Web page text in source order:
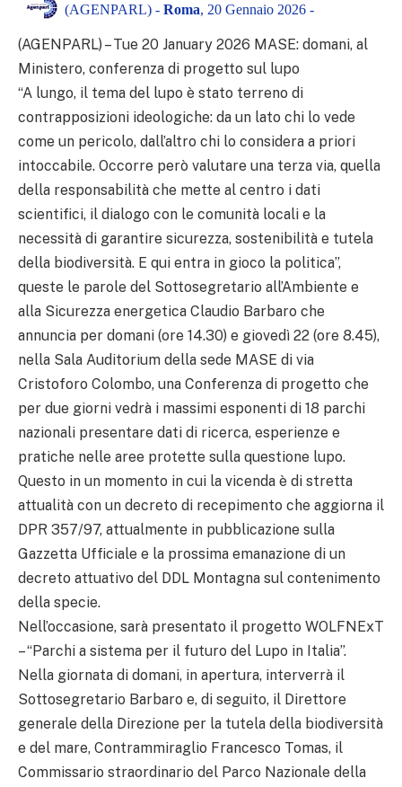
(AGENPARL) - Roma, 20 Gennaio 2026 -
(AGENPARL) – Tue 20 January 2026 MASE: domani, al
Ministero, conferenza di progetto sul lupo
“A lungo, il tema del lupo è stato terreno di
contrapposizioni ideologiche: da un lato chi lo vede
come un pericolo, dall’altro chi lo considera a priori
intoccabile. Occorre però valutare una terza via, quella
della responsabilità che mette al centro i dati
scientifici, il dialogo con le comunità locali e la
necessità di garantire sicurezza, sostenibilità e tutela
della biodiversità. E qui entra in gioco la politica”,
queste le parole del Sottosegretario all’Ambiente e
alla Sicurezza energetica Claudio Barbaro che
annuncia per domani (ore 14.30) e giovedì 22 (ore 8.45),
nella Sala Auditorium della sede MASE di via
Cristoforo Colombo, una Conferenza di progetto che
per due giorni vedrà i massimi esponenti di 18 parchi
nazionali presentare dati di ricerca, esperienze e
pratiche nelle aree protette sulla questione lupo.
Questo in un momento in cui la vicenda è di stretta
attualità con un decreto di recepimento che aggiorna il
DPR 357/97, attualmente in pubblicazione sulla
Gazzetta Ufficiale e la prossima emanazione di un
decreto attuativo del DDL Montagna sul contenimento
della specie.
Nell’occasione, sarà presentato il progetto WOLFNExT
– “Parchi a sistema per il futuro del Lupo in Italia”.
Nella giornata di domani, in apertura, interverrà il
Sottosegretario Barbaro e, di seguito, il Direttore
generale della Direzione per la tutela della biodiversità
e del mare, Contrammiraglio Francesco Tomas, il
Commissario straordinario del Parco Nazionale della